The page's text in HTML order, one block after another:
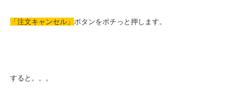
「注文キャンセル」 ボタンをポチっと押します。
すると。。。